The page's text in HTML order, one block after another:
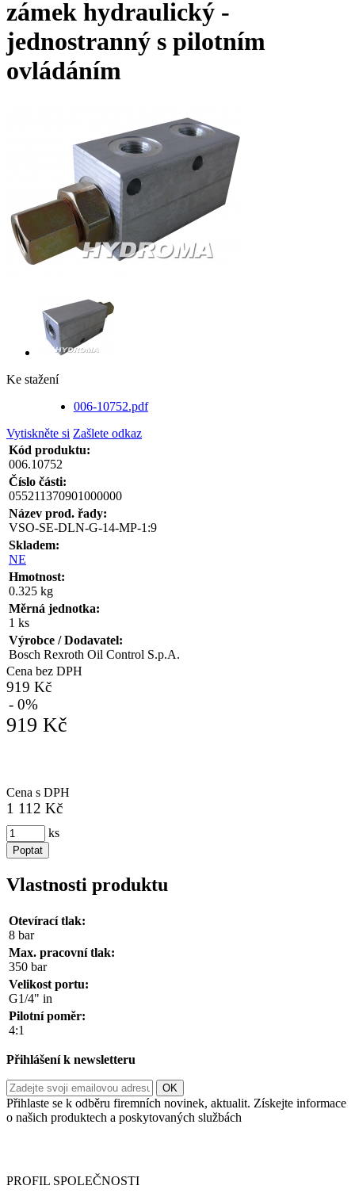
zámek hydraulický -
jednostranný s pilotním
ovládáním
Ke stažení
006-10752.pdf
Vytiskněte si Zašlete odkaz
Kód produktu:
006.10752
Číslo části:
055211370901000000
Název prod. řady:
VSO-SE-DLN-G-14-MP-1:9
Skladem:
NE
Hmotnost:
0.325 kg
Měrná jednotka:
1 ks
Výrobce / Dodavatel:
Bosch Rexroth Oil Control S.p.A.
Cena bez DPH
919 Kč
- 0%
919 Kč
Cena s DPH
1 112 Kč
ks
Poptat
Vlastnosti produktu
Otevírací tlak:
8 bar
Max. pracovní tlak:
350 bar
Velikost portu:
G1/4" in
Pilotní poměr:
4:1
Přihlášení k newsletteru
Přihlaste se k odběru firemních novinek, aktualit. Získejte informace
o našich produktech a poskytovaných službách
PROFIL SPOLEČNOSTI